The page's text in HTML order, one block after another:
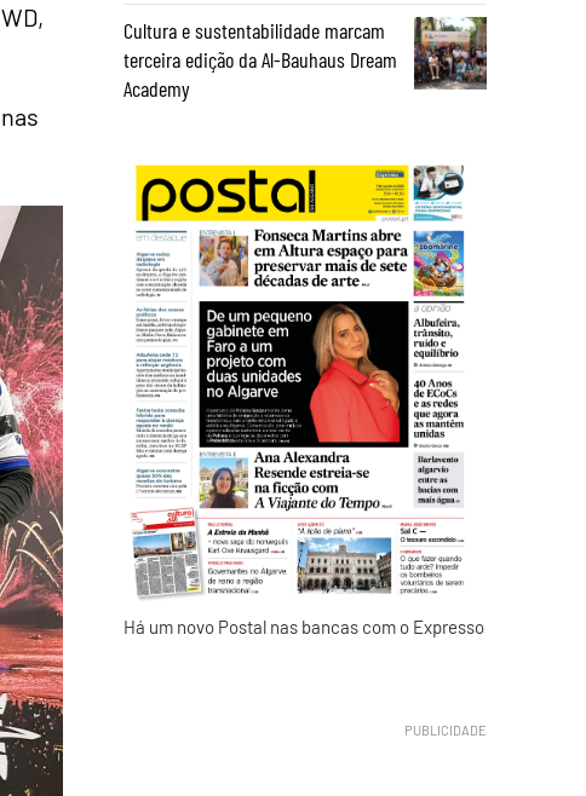
Cultura e sustentabilidade marcam
terceira edição da Al-Bauhaus Dream
Academy
Há um novo Postal nas bancas com o Expresso